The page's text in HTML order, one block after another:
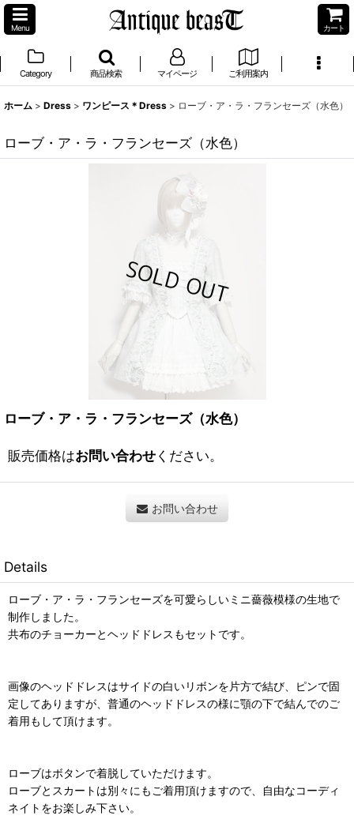
Menu カート
Category 商品検索 マイページ ご利用案内
ホーム > Dress > ワンピース＊Dress > ローブ・ア・ラ・フランセーズ（水色）
ローブ・ア・ラ・フランセーズ（水色）
ローブ・ア・ラ・フランセーズ（水色）
販売価格はお問い合わせください。
お問い合わせ
Details
ローブ・ア・ラ・フランセーズを可愛らしいミニ薔薇模様の生地で
制作しました。
共布のチョーカーとヘッドドレスもセットです。
画像のヘッドドレスはサイドの白いリボンを片方で結び、ピンで固
定してありますが、普通のヘッドドレスの様に顎の下で結んでのご
着用もして頂けます。
ローブはボタンで着脱していただけます。
ローブとスカートは別々にもご着用頂けますので、自由なコーディ
ネイトをお楽しみ下さい。